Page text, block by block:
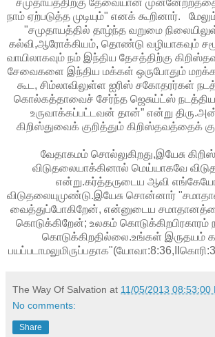
சமுதாயத்திற்கு தேவையான
நாம் ஏற்படுத்த முடியும்" எனக் கூறினார்.
"சமுதாயத்தில் தாழ்ந்த வறுமை
கல்வி,ஆரோக்கியம், தொண்டு வழியாகவும்
வாயிலாகவும் நம் இந்திய தேசத்திற்கு
சேவைகளை இந்திய மக்கள் ஒருபோதும்
கூட, சிம்லாவிலுள்ள ஐரிஸ் சகோதரர்கள்
கொல்கத்தாவைச் சேர்ந்த ஜெசுய்ட்ஸ் நடத்திய
உருவாக்கப்பட்டவன் தான்” என்று
கிறிஸ்துவைக் குறித்தும் கிறிஸ்தவத்தைக்
வேதாகமம் சொல்லுகிறது,இயேசு
விடுதலையாக்கினால் மெய்யாகவே
என்று.கர்த்தருடைய ஆவி
விடுதலையுமுண்டு.இயேசு சொன்னார்
வைத்துப்போகிறேன், என்னுடைய
கொடுக்கிறேன்; உலகம் கொடுக்கிறபிரகாரம்
கொடுக்கிறதில்லை.உங்கள் இருதயம்
The Way Of Salvation at 11/05/2013 08:53:00
No comments:
Share